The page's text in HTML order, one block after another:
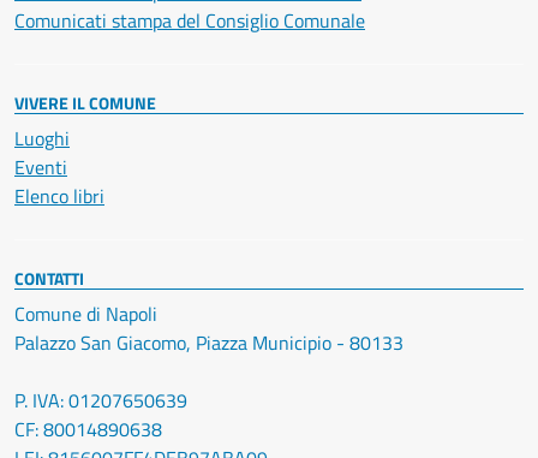
Comunicati stampa del Consiglio Comunale
VIVERE IL COMUNE
Luoghi
Eventi
Elenco libri
CONTATTI
Comune di Napoli
Palazzo San Giacomo, Piazza Municipio - 80133
P. IVA: 01207650639
CF: 80014890638